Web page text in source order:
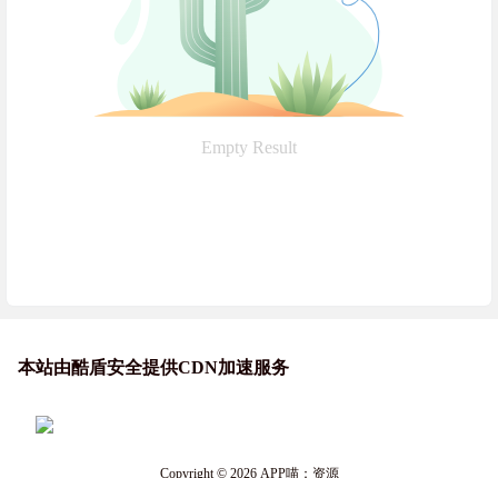
Empty Result
本站由酷盾安全提供CDN加速服务
Copyright © 2026APP喵：资源